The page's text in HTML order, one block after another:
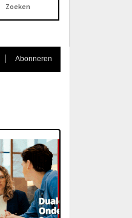
Abonneren